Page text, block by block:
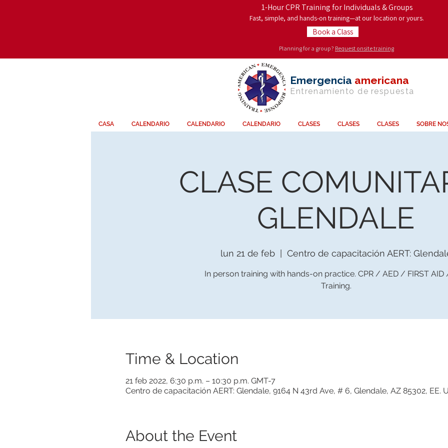
1-Hour CPR Training for Individuals & Groups
Fast, simple, and hands-on training—at our location or yours.
Planning for a group? Request onsite training
Book a Class
Emergencia americana
Entrenamiento de respuesta
CASA CALENDARIO CALENDARIO CALENDARIO CLASES CLASES CLASES SOBRE
CLASE
GLENDALE
lun 21 de feb
  |
Centro de capacitación AERT:
In person training with hands-on practice. CPR / AED / FIRST AID
Training.
Time & Location
21 feb 2022, 6:30 p.m. – 10:30 p.m. GMT-7
Centro de capacitación AERT: Glendale, 9164 N 43rd Ave, # 6, Glendale, AZ 85302, EE.
About the Event